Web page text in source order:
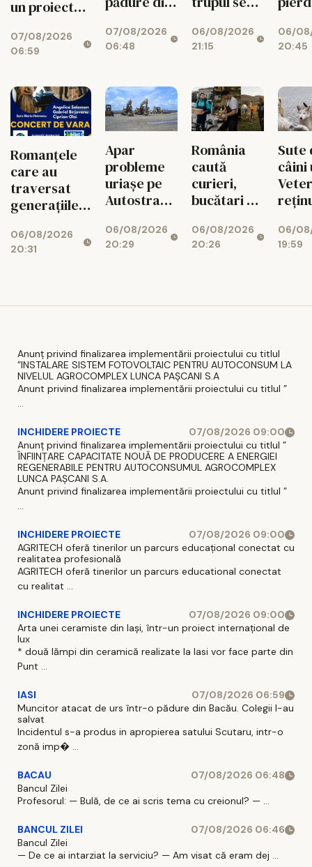
un proiect
de lux
07/08/2026
06:59
Colegii l-au
salvat
07/08/2026
06:48
06/08/2026
21:15
2026
06/
20:45
Romanțele
care au
traversat
generațiile
06/08/2026
20:31
Apar
probleme
uriașe pe
Autostrada
Finanțarea
SAFE, în
06/08/2026
20:29
România
caută
curieri,
bucătari și
06/08/2026
20:26
Sute
câini
06/
19:59
Anunț privind finalizarea implementării proiectului cu titlul
”INSTALARE SISTEM FOTOVOLTAIC PENTRU AUTOCONSUM LA
NIVELUL AGROCOMPLEX LUNCA PAȘCANI S.A
Anunt privind finalizarea implementării proiectului cu titlul ”
...
INCHIDERE PROIECTE
07/08/2026 09:00
Anunț privind finalizarea implementării proiectului cu titlul ”
ÎNFIINȚARE CAPACITATE NOUĂ DE PRODUCERE A ENERGIEI
REGENERABILE PENTRU AUTOCONSUMUL AGROCOMPLEX
LUNCA PAȘCANI S.A.
Anunt privind finalizarea implementării proiectului cu titlul ”
...
INCHIDERE PROIECTE
07/08/2026 09:00
AGRITECH oferă tinerilor un parcurs educațional conectat cu
realitatea profesională
AGRITECH oferă tinerilor un parcurs educational conectat
cu realitat ...
INCHIDERE PROIECTE
07/08/2026 09:00
Arta unei ceramiste din Iași, într-un proiect internațional de
lux
* două lămpi din ceramică realizate la Iasi vor face parte din
Punt ...
IASI
07/08/2026 06:59
Muncitor atacat de urs într-o pădure din Bacău. Colegii l-au
salvat
Incidentul s-a produs in apropierea satului Scutaru, intr-o
zonă imp� ...
BACAU
07/08/2026 06:48
Bancul Zilei
Profesorul: — Bulă, de ce ai scris tema cu creionul? — ...
BANCUL ZILEI
07/08/2026 06:46
Bancul Zilei
— De ce ai intarziat la serviciu? — Am visat că eram dej ...